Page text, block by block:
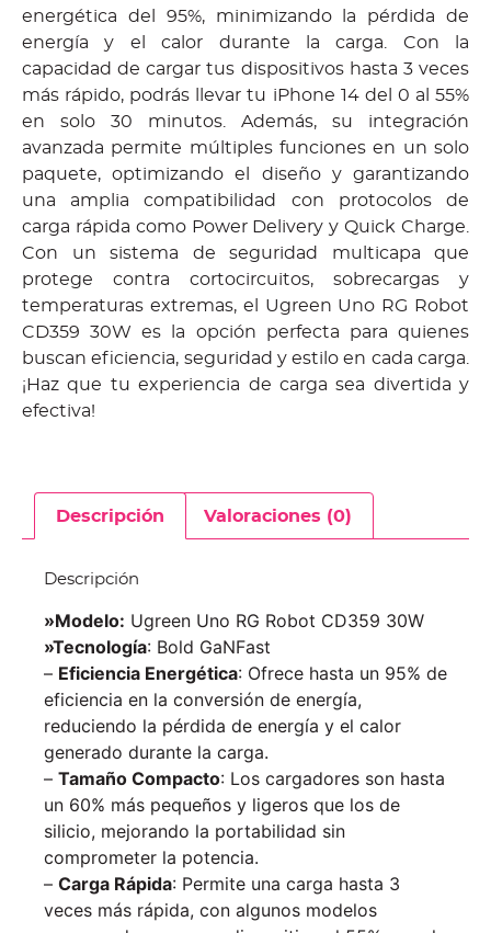
energética del 95%, minimizando la pérdida de
energía y el calor durante la carga. Con la
capacidad de cargar tus dispositivos hasta 3 veces
más rápido, podrás llevar tu iPhone 14 del 0 al 55%
en solo 30 minutos. Además, su integración
avanzada permite múltiples funciones en un solo
paquete, optimizando el diseño y garantizando
una amplia compatibilidad con protocolos de
carga rápida como Power Delivery y Quick Charge.
Con un sistema de seguridad multicapa que
protege contra cortocircuitos, sobrecargas y
temperaturas extremas, el Ugreen Uno RG Robot
CD359 30W es la opción perfecta para quienes
buscan eficiencia, seguridad y estilo en cada carga.
¡Haz que tu experiencia de carga sea divertida y
efectiva!
Descripción Valoraciones (0)
Descripción
»Modelo: Ugreen Uno RG Robot CD359 30W
»Tecnología: Bold GaNFast
– Eficiencia Energética: Ofrece hasta un 95% de
eficiencia en la conversión de energía,
reduciendo la pérdida de energía y el calor
generado durante la carga.
– Tamaño Compacto: Los cargadores son hasta
un 60% más pequeños y ligeros que los de
silicio, mejorando la portabilidad sin
comprometer la potencia.
– Carga Rápida: Permite una carga hasta 3
veces más rápida, con algunos modelos